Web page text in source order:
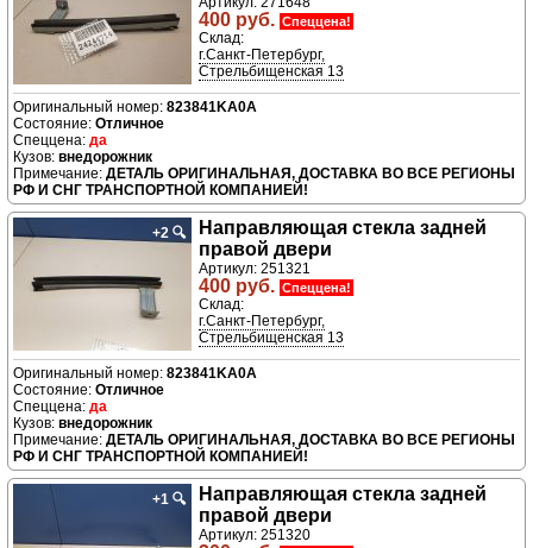
400 руб. Спеццена!
Склад:
г.Санкт-Петербург,
Стрельбищенская 13
823841KA0A
Отличное
да
внедорожник
ДЕТАЛЬ ОРИГИНАЛЬНАЯ, ДОСТАВКА ВО ВСЕ РЕГИОНЫ
РФ И СНГ ТРАНСПОРТНОЙ КОМПАНИЕЙ!
+2 🔍
Направляющая стекла задней
правой двери
Артикул: 251321
400 руб. Спеццена!
Склад:
г.Санкт-Петербург,
Стрельбищенская 13
823841KA0A
Отличное
да
внедорожник
ДЕТАЛЬ ОРИГИНАЛЬНАЯ, ДОСТАВКА ВО ВСЕ РЕГИОНЫ
РФ И СНГ ТРАНСПОРТНОЙ КОМПАНИЕЙ!
+1 🔍
Направляющая стекла задней
правой двери
Артикул: 251320